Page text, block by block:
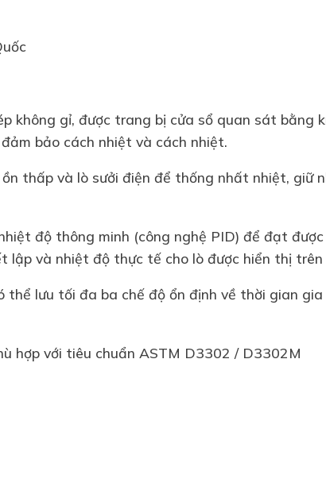
không gỉ, được trang bị cửa sổ quan sát bằng
bảo cách nhiệt và cách nhiệt.
thấp và lò sưởi điện để thống nhất nhiệt, giữ
độ thông minh (công nghệ PID) để đạt
lập và nhiệt độ thực tế cho lò được hiển thị trên
thể lưu tối đa ba chế độ ổn định về thời gian
hợp với tiêu chuẩn ASTM D3302 / D3302M